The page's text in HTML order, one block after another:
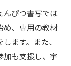
んぴつ書写では
め、専用の教材
ます。また、
加も支援し、宇